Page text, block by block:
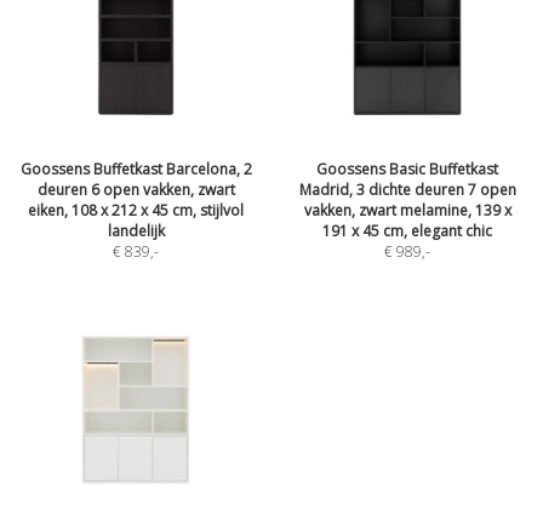
Goossens Buffetkast Barcelona, 2
deuren 6 open vakken, zwart
eiken, 108 x 212 x 45 cm, stijlvol
landelijk
€ 839,-
Goossens Basic Buffetkast
Madrid, 3 dichte deuren 7 open
vakken, zwart melamine, 139 x
191 x 45 cm, elegant chic
€ 989,-